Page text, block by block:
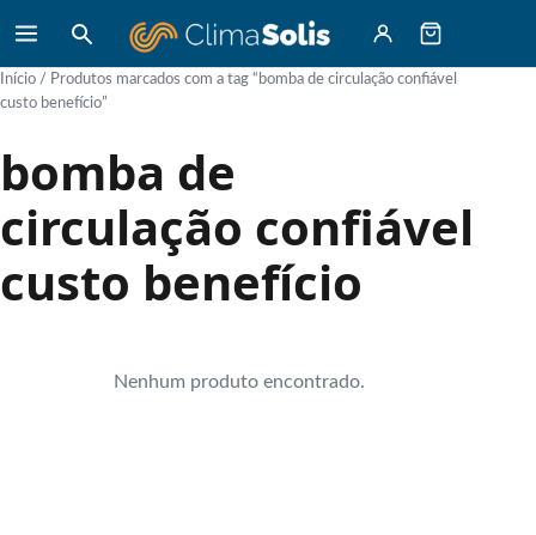
Início / Produtos marcados com a tag “bomba de circulação confiável
custo benefício”
bomba de
circulação confiável
custo benefício
Nenhum produto encontrado.